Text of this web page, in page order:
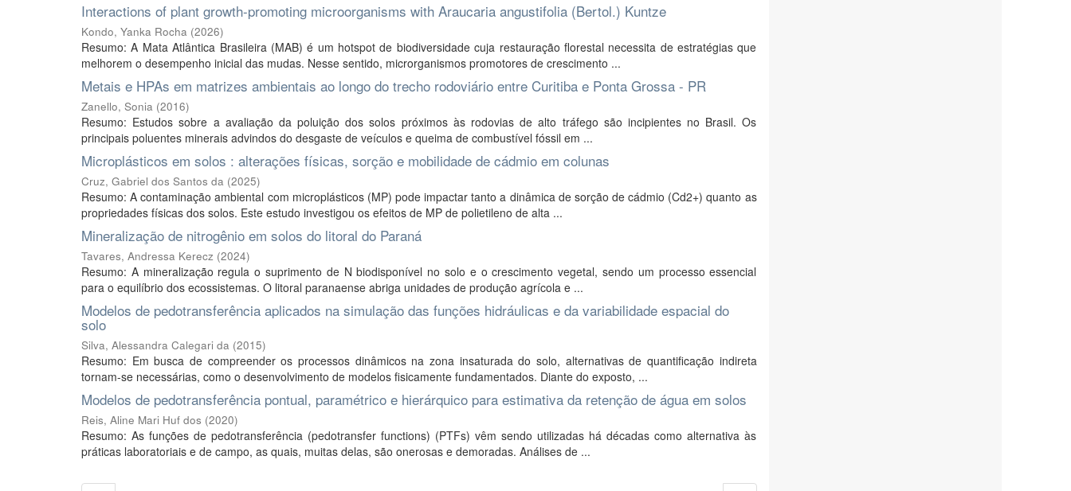
Interactions of plant growth-promoting microorganisms with Araucaria angustifolia (Bertol.) Kuntze
Kondo, Yanka Rocha (2026)
Resumo: A Mata Atlântica Brasileira (MAB) é um hotspot de biodiversidade cuja restauração florestal necessita de estratégias que
melhorem o desempenho inicial das mudas. Nesse sentido, microrganismos promotores de crescimento ...
Metais e HPAs em matrizes ambientais ao longo do trecho rodoviário entre Curitiba e Ponta Grossa - PR
Zanello, Sonia (2016)
Resumo: Estudos sobre a avaliação da poluição dos solos próximos às rodovias de alto tráfego são incipientes no Brasil. Os
principais poluentes minerais advindos do desgaste de veículos e queima de combustível fóssil em ...
Microplásticos em solos : alterações físicas, sorção e mobilidade de cádmio em colunas
Cruz, Gabriel dos Santos da (2025)
Resumo: A contaminação ambiental com microplásticos (MP) pode impactar tanto a dinâmica de sorção de cádmio (Cd2+) quanto as
propriedades físicas dos solos. Este estudo investigou os efeitos de MP de polietileno de alta ...
Mineralização de nitrogênio em solos do litoral do Paraná
Tavares, Andressa Kerecz (2024)
Resumo: A mineralização regula o suprimento de N biodisponível no solo e o crescimento vegetal, sendo um processo essencial
para o equilíbrio dos ecossistemas. O litoral paranaense abriga unidades de produção agrícola e ...
Modelos de pedotransferência aplicados na simulação das funções hidráulicas e da variabilidade espacial do
solo
Silva, Alessandra Calegari da (2015)
Resumo: Em busca de compreender os processos dinâmicos na zona insaturada do solo, alternativas de quantificação indireta
tornam-se necessárias, como o desenvolvimento de modelos fisicamente fundamentados. Diante do exposto, ...
Modelos de pedotransferência pontual, paramétrico e hierárquico para estimativa da retenção de água em solos
Reis, Aline Mari Huf dos (2020)
Resumo: As funções de pedotransferência (pedotransfer functions) (PTFs) vêm sendo utilizadas há décadas como alternativa às
práticas laboratoriais e de campo, as quais, muitas delas, são onerosas e demoradas. Análises de ...